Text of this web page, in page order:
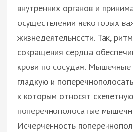
внутренних органов и
осуществлении некоторых
жизнедеятельности. Так,
сокращения сердца
крови по сосудам. Мышечные
гладкую и
к которым относят
поперечнополосатые
Исчерченность